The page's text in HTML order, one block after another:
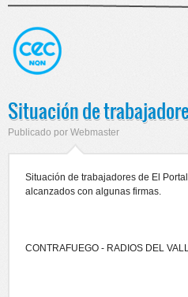
Situación de
Publicado por Webmaster
Situación de trabajadores de El
alcanzados con algunas firmas.
CONTRAFUEGO - RADIOS DEL